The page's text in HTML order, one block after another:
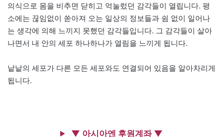
의식으로 몸을 비추면 닫히고 억눌렀던 감각들이 열립니다. 평
소에는 끊임없이 쏟아져 오는 일상의 정보들과 쉼 없이 일어나
는 생각에 의해 느끼지 못했던 감각들입니다. 그 감각들이 살아
나면서 내 안의 세포 하나하나가 열림을 느끼게 됩니다.
낱낱의 세포가 다른 모든 세포와도 연결되어 있음을 알아차리게
됩니다.
▼ 아시아엔 후원계좌 ▼